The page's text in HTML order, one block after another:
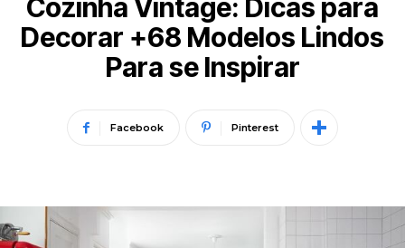
Cozinha Vintage: Dicas para
Decorar +68 Modelos Lindos
Para se Inspirar
Facebook Pinterest